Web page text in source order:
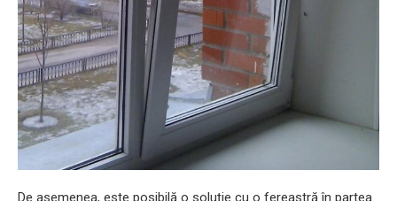
De asemenea, este posibilă o soluție cu o fereastră în partea